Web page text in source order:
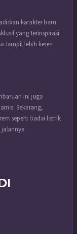
karakter baru
yang terinspirasi
tampil lebih keren
ini juga
Sekarang,
seperti badai listrik